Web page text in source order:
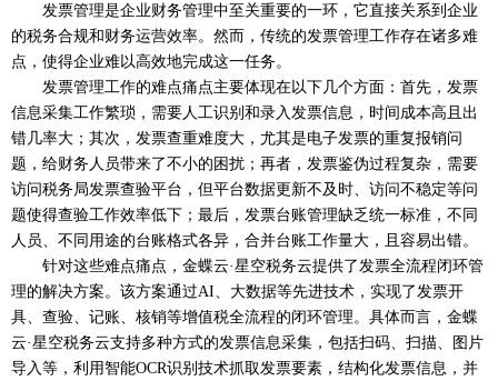
发票管理是企业财务管理中至关重要的一环，它直接关系到企业
的税务合规和财务运营效率。然而，传统的发票管理工作存在诸多难
点，使得企业难以高效地完成这一任务。
发票管理工作的难点痛点主要体现在以下几个方面：首先，发票
信息采集工作繁琐，需要人工识别和录入发票信息，时间成本高且出
错几率大；其次，发票查重难度大，尤其是电子发票的重复报销问
题，给财务人员带来了不小的困扰；再者，发票鉴伪过程复杂，需要
访问税务局发票查验平台，但平台数据更新不及时、访问不稳定等问
题使得查验工作效率低下；最后，发票台账管理缺乏统一标准，不同
人员、不同用途的台账格式各异，合并台账工作量大，且容易出错。
针对这些难点痛点，金蝶云·星空税务云提供了发票全流程闭环管
理的解决方案。该方案通过AI、大数据等先进技术，实现了发票开
具、查验、记账、核销等增值税全流程的闭环管理。具体而言，金蝶
云·星空税务云支持多种方式的发票信息采集，包括扫码、扫描、图片
导入等，利用智能OCR识别技术抓取发票要素，结构化发票信息，并